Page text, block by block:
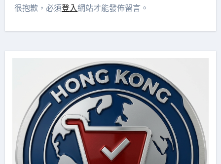
很抱歉，必須登入網站才能發佈留言。